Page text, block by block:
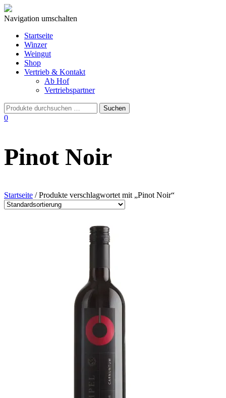
Navigation umschalten
Startseite
Winzer
Weingut
Shop
Vertrieb & Kontakt
Ab Hof
Vertriebspartner
0
Pinot Noir
Startseite / Produkte verschlagwortet mit „Pinot Noir“